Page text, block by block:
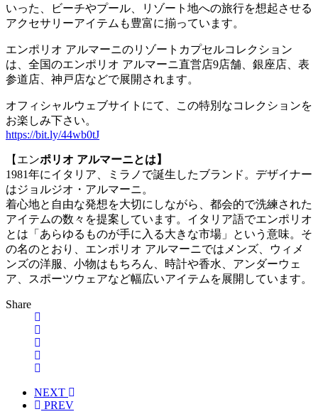
いった、ビーチやプール、リゾート地への旅行を想起させる
アクセサリーアイテムも豊富に揃っています。
エンポリオ アルマーニのリゾートカプセルコレクション
は、全国のエンポリオ アルマーニ直営店9店舗、銀座店、表
参道店、神戸店などで展開されます。
オフィシャルウェブサイトにて、この特別なコレクションを
お楽しみ下さい。
https://bit.ly/44wb0tJ
【エンポリオ アルマーニとは】
1981年にイタリア、ミラノで誕生したブランド。デザイナー
はジョルジオ・アルマーニ。
着心地と自由な発想を大切にしながら、都会的で洗練された
アイテムの数々を提案しています。イタリア語でエンポリオ
とは「あらゆるものが手に入る大きな市場」という意味。そ
の名のとおり、エンポリオ アルマーニではメンズ、ウィメ
ンズの洋服、小物はもちろん、時計や香水、アンダーウェ
ア、スポーツウェアなど幅広いアイテムを展開しています。
Share
NEXT
PREV